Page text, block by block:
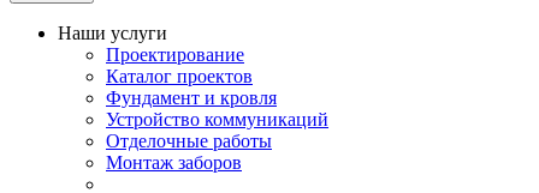
Наши услуги
Проектирование
Каталог проектов
Фундамент и кровля
Устройство коммуникаций
Отделочные работы
Монтаж заборов